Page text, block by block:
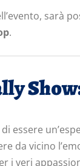
sarà
.
essere
da vicino
i veri